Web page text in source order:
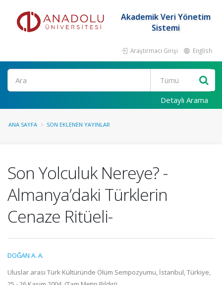
Akademik Veri Yönetim
Sistemi
Araştırmacı Girişi English
Ara
Detaylı Arama
ANA SAYFA SON EKLENEN YAYINLAR
Son Yolculuk Nereye? -
Almanya’daki Türklerin
Cenaze Ritüeli-
DOĞAN A. A.
Uluslar arası Türk Kültüründe Ölüm Sempozyumu, İstanbul, Türkiye,